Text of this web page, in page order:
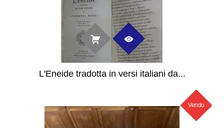
L'Eneide tradotta in versi italiani da...
Vendu
Nouveau